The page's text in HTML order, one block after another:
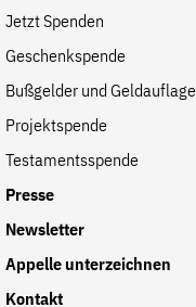
Jetzt Spenden
Geschenkspende
Bußgelder und
Projektspende
Testamentsspende
Presse
Newsletter
Appelle unterzeichnen
Kontakt